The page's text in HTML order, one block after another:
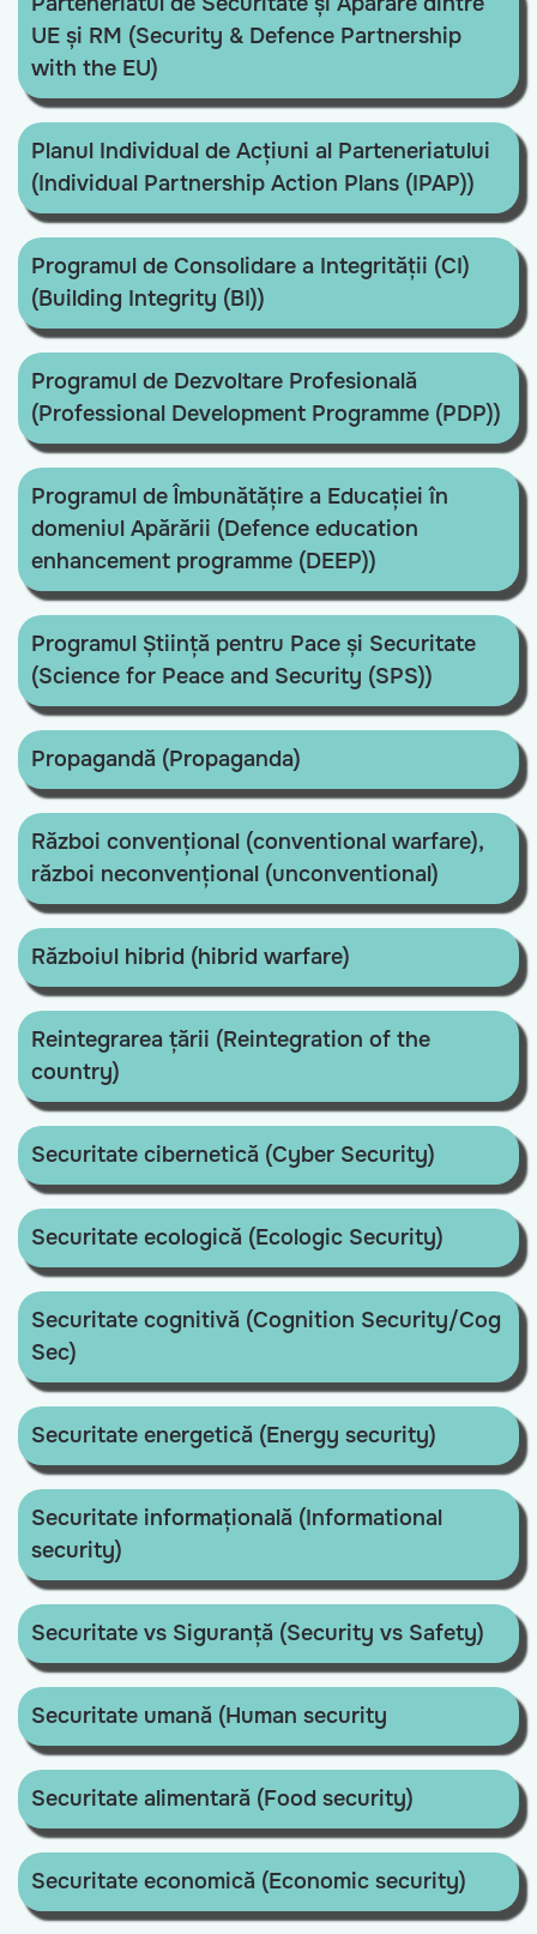
UE și RM (Security & Defence Partnership
with the EU)
Planul Individual de Acțiuni al Parteneriatului
(Individual Partnership Action Plans (IPAP))
Programul de Consolidare a Integrității (CI)
(Building Integrity (BI))
Programul de Dezvoltare Profesională
(Professional Development Programme (PDP))
Programul de Îmbunătățire a Educației în
domeniul Apărării (Defence education
enhancement programme (DEEP))
Programul Știință pentru Pace și Securitate
(Science for Peace and Security (SPS))
Propagandă (Propaganda)
Război convențional (conventional warfare),
război neconvențional (unconventional)
Războiul hibrid (hibrid warfare)
Reintegrarea țării (Reintegration of the
country)
Securitate cibernetică (Cyber Security)
Securitate ecologică (Ecologic Security)
Securitate cognitivă (Cognition Security/Cog
Sec)
Securitate energetică (Energy security)
Securitate informațională (Informational
security)
Securitate vs Siguranță (Security vs Safety)
Securitate umană (Human security
Securitate alimentară (Food security)
Securitate economică (Economic security)